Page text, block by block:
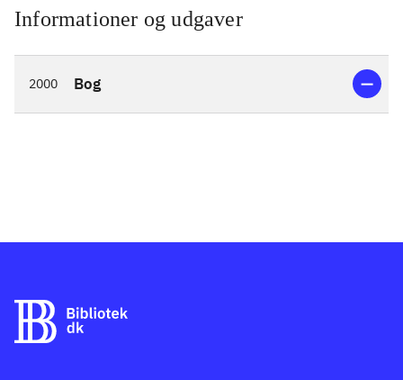
Informationer og udgaver
2000 Bog